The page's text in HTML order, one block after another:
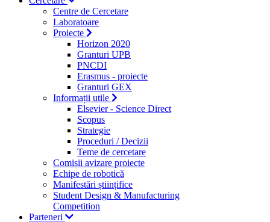
Centre de Cercetare
Laboratoare
Proiecte
Horizon 2020
Granturi UPB
PNCDI
Erasmus - proiecte
Granturi GEX
Informații utile
Elsevier - Science Direct
Scopus
Strategie
Proceduri / Decizii
Teme de cercetare
Comisii avizare proiecte
Echipe de robotică
Manifestări științifice
Student Design & Manufacturing
Competition
Parteneri